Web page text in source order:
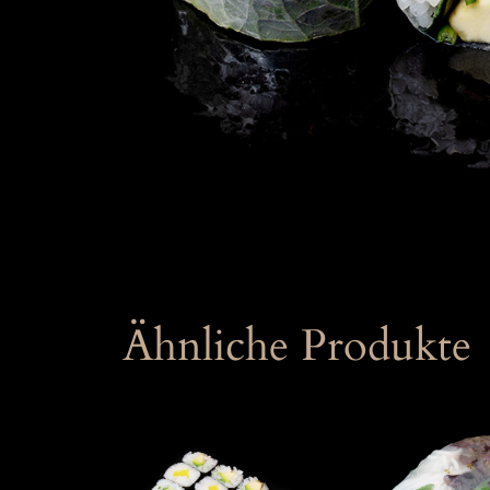
Ähnliche Produkte